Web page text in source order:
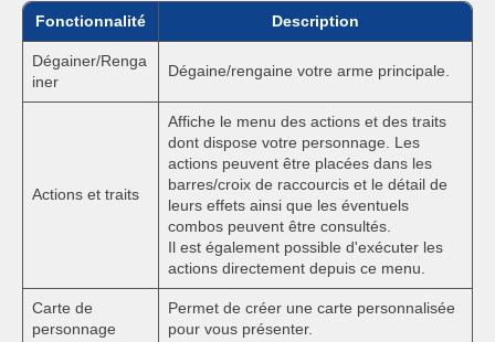
Fonctionnalité Description
Dégainer/Renga
iner
Dégaine/rengaine votre arme principale.
Actions et traits
Affiche le menu des actions et des traits
dont dispose votre personnage. Les
actions peuvent être placées dans les
barres/croix de raccourcis et le détail de
leurs effets ainsi que les éventuels
combos peuvent être consultés.
Il est également possible d'exécuter les
actions directement depuis ce menu.
Carte de
personnage
Permet de créer une carte personnalisée
pour vous présenter.